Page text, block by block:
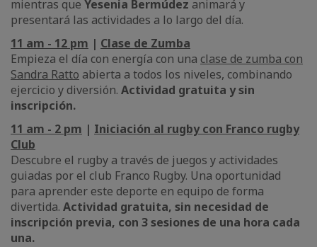
mientras que Yesenia Bermúdez animará y
presentará las actividades a lo largo del día.
11 am - 12 pm | Clase de Zumba
Empieza el día con energía con una clase de zumba con
Sandra Ratto abierta a todos los niveles, combinando
ejercicio y diversión. Actividad gratuita y sin
inscripción.
11 am - 2 pm | Iniciación al rugby con Franco rugby
Club
Descubre el rugby a través de juegos y actividades
guiadas por el club Franco Rugby. Una oportunidad
para aprender este deporte en equipo de forma
divertida. Actividad gratuita, sin necesidad de
inscripción previa, con 3 sesiones de una hora cada
una.